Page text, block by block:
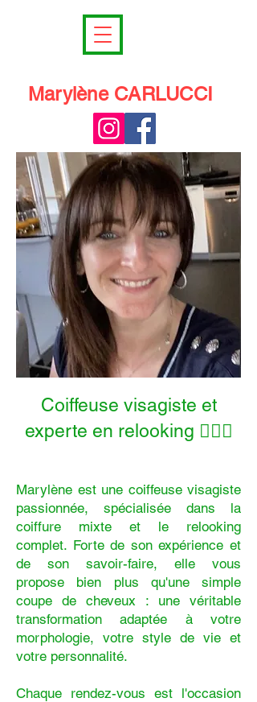
Marylène CARLUCCI
Coiffeuse visagiste et
experte en relooking 💇‍♀️✨
Marylène est une coiffeuse visagiste
passionnée, spécialisée dans la
coiffure mixte et le relooking
complet. Forte de son expérience et
de son savoir-faire, elle vous
propose bien plus qu'une simple
coupe de cheveux : une véritable
transformation adaptée à votre
morphologie, votre style de vie et
votre personnalité.
Chaque rendez-vous est l'occasion